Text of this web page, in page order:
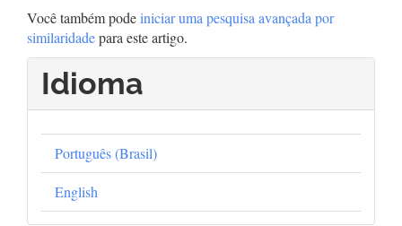
Você também podeiniciar uma pesquisa avançada por
similaridadepara este artigo.
Idioma
Português (Brasil)
English